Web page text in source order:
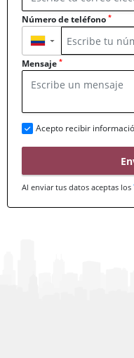
Número de teléfono *
▼
Mensaje *
Acepto recibir
Al enviar tus datos aceptas los